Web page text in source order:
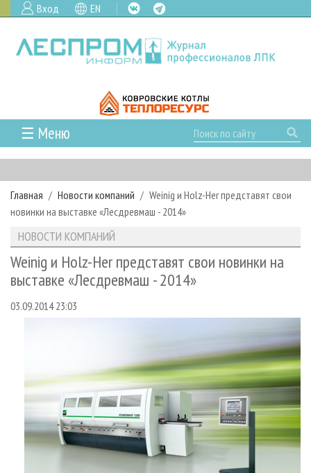
Вход EN
☰ Меню
ГЛАВНАЯ
РУБРИКИ И ТЕМЫ
РУБРИКИ ЖУРНАЛА
ЛЕСНОЕ ХОЗЯЙСТВО
ЛЕСОЗАГОТОВКА
ЛЕСОПИЛЕНИЕ
СУШКА ДРЕВЕСИНЫ
ДЕРЕВЯННОЕ ДОМОСТРОЕНИЕ
ПРОИЗВОДСТВО МЕБЕЛИ
БИОЭНЕРГЕТИКА
ЦБП
ИНСТРУМЕНТ И МАТЕРИАЛЫ
НОВОСТИ
КАЛЕНДАРЬ СОБЫТИЙ
НОВОСТИ ЛПК
НОВОСТИ ЖУРНАЛА
ПРОЕКТЫ ЛПИ
АНАЛИТИКА
ПРЕДПРИЯТИЯ ЛПК
ОФИЦИАЛЬНЫЕ ДЕЛЕГАЦИИ
ПРИОРИТЕТНЫЕ ИНВЕСТПРОЕКТЫ
RUSSIAN FORESTRY REVIEW
ГАЗЕТА ЛЕСПРОМФОРУМ
БИБЛИОТЕКА СПЕЦИАЛИСТА
АРХИВ
АРХИВ ЖУРНАЛОВ
О ЖУРНАЛЕ
ПОДПИСКА
РЕКЛАМОДАТЕЛЯМ
Главная Новости компаний
Weinig и Holz-Her представят свои
новинки на выставке «Лесдревмаш - 2014»
НОВОСТИ КОМПАНИЙ
Weinig и Holz-Her представят свои новинки на
выставке «Лесдревмаш - 2014»
03.09.2014 23:03